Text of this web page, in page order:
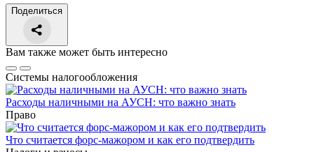
Поделиться
Вам также может быть интересно
Системы налогообложения
Расходы наличными на АУСН: что важно знать
Право
Что считается форс-мажором и как его подтвердить